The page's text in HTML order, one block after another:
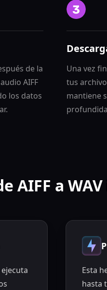
de la
AIFF
los datos
Una vez
tus
mantiene
AIFF a
Esta
hasta